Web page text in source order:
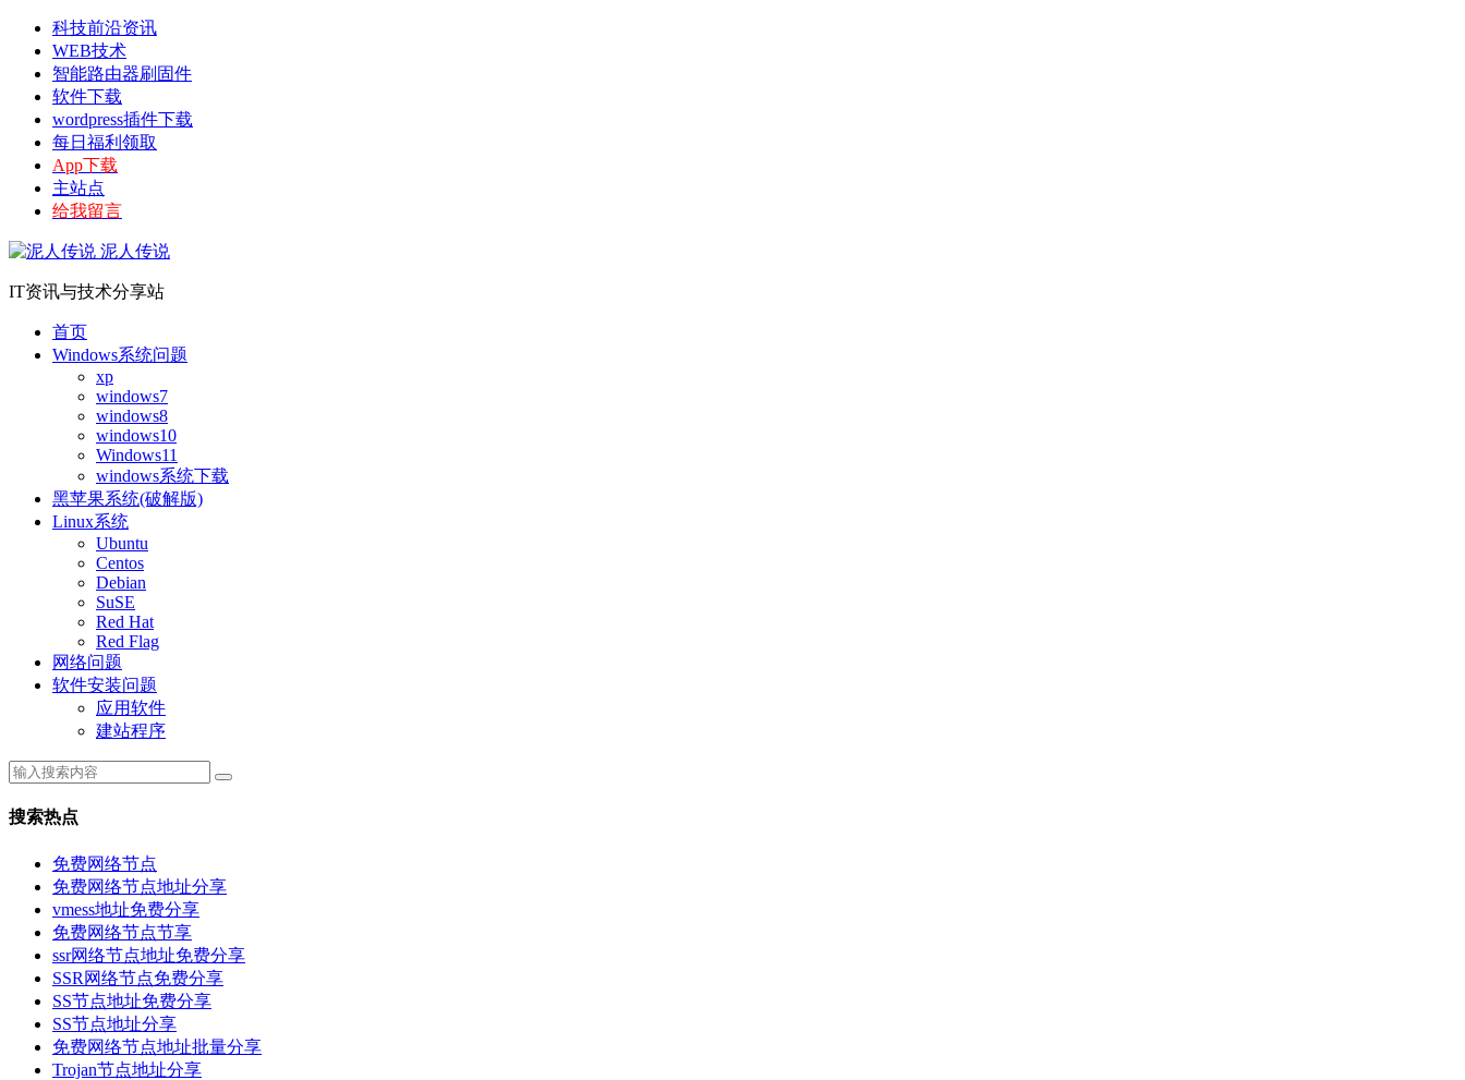
科技前沿资讯
WEB技术
智能路由器刷固件
软件下载
wordpress插件下载
每日福利领取
App下载
主站点
给我留言
泥人传说
IT资讯与技术分享站
首页
Windows系统问题
xp
windows7
windows8
windows10
Windows11
windows系统下载
黑苹果系统(破解版)
Linux系统
Ubuntu
Centos
Debian
SuSE
Red Hat
Red Flag
网络问题
软件安装问题
应用软件
建站程序
搜索热点
免费网络节点
免费网络节点地址分享
vmess地址免费分享
免费网络节点节享
ssr网络节点地址免费分享
SSR网络节点免费分享
SS节点地址免费分享
SS节点地址分享
免费网络节点地址批量分享
Trojan节点地址分享